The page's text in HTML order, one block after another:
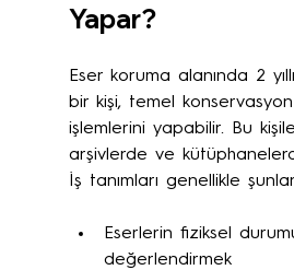
Yapar?
Eser koruma alanında 2
bir kişi, temel
işlemlerini yapabilir. Bu
arşivlerde ve
İş tanımları genellikle
Eserlerin fiziksel
değerlendirmek